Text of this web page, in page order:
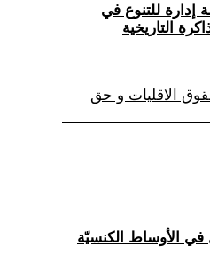
إدارة للتنوع في
التاريخية
الاقليات و حق